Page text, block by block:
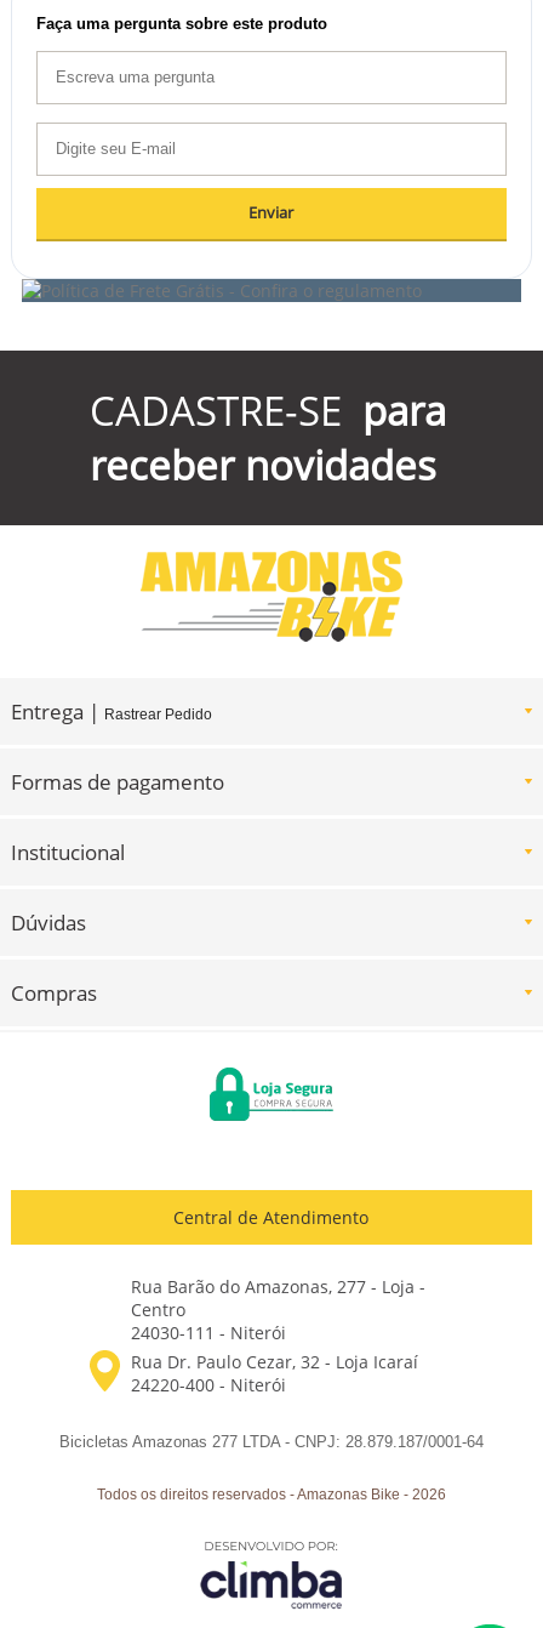
Faça uma pergunta sobre este produto
Enviar
CADASTRE-SE para
receber novidades
Entrega | Rastrear Pedido
Formas de pagamento
Institucional
Dúvidas
Compras
Central de Atendimento
Rua Barão do Amazonas, 277 - Loja -
Centro
24030-111 - Niterói
Bicicletas Amazonas 277 LTDA - CNPJ: 28.879.187/0001-64
Todos os direitos reservados -Amazonas Bike -2026